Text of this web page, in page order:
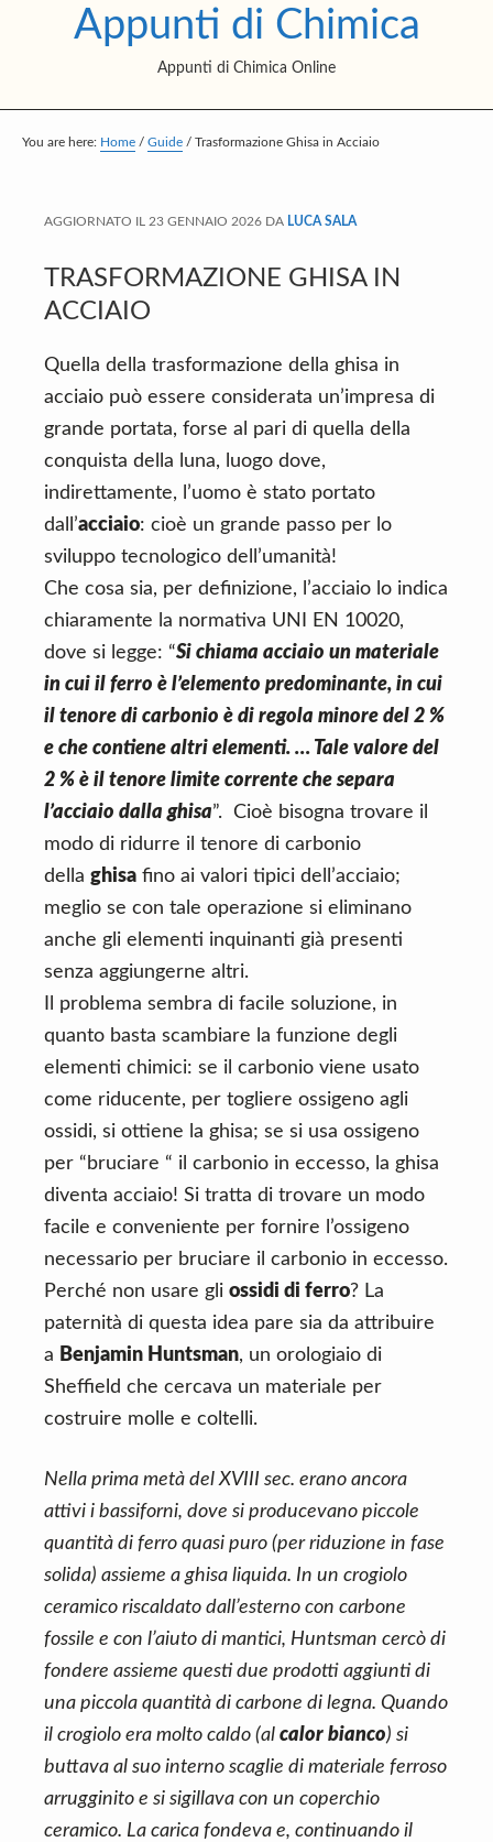
p
t
i
n
o
n
t
e
n
t
p
t
i
m
r
y
s
i
d
e
b
a
r
p
t
o
t
r
Appunti di Chimica
Appunti di Chimica Online
You are here: Home / Guide / Trasformazione Ghisa in Acciaio
AGGIORNATO IL 23 GENNAIO 2026 DA LUCA SALA
TRASFORMAZIONE GHISA IN
ACCIAIO
Quella della trasformazione della ghisa in
acciaio può essere considerata un’impresa di
grande portata, forse al pari di quella della
conquista della luna, luogo dove,
indirettamente, l’uomo è stato portato
dall’acciaio: cioè un grande passo per lo
sviluppo tecnologico dell’umanità!
Che cosa sia, per definizione, l’acciaio lo indica
chiaramente la normativa UNI EN 10020,
dove si legge: “Si chiama acciaio un materiale
in cui il ferro è l’elemento predominante, in cui
il tenore di carbonio è di regola minore del 2 %
e che contiene altri elementi. … Tale valore del
2 % è il tenore limite corrente che separa
l’acciaio dalla ghisa”. Cioè bisogna trovare il
modo di ridurre il tenore di carbonio
della ghisa fino ai valori tipici dell’acciaio;
meglio se con tale operazione si eliminano
anche gli elementi inquinanti già presenti
senza aggiungerne altri.
Il problema sembra di facile soluzione, in
quanto basta scambiare la funzione degli
elementi chimici: se il carbonio viene usato
come riducente, per togliere ossigeno agli
ossidi, si ottiene la ghisa; se si usa ossigeno
per “bruciare “ il carbonio in eccesso, la ghisa
diventa acciaio! Si tratta di trovare un modo
facile e conveniente per fornire l’ossigeno
necessario per bruciare il carbonio in eccesso.
Perché non usare gli ossidi di ferro? La
paternità di questa idea pare sia da attribuire
a Benjamin Huntsman, un orologiaio di
Sheffield che cercava un materiale per
costruire molle e coltelli.
Nella prima metà del XVIII sec. erano ancora
attivi i bassiforni, dove si producevano piccole
quantità di ferro quasi puro (per riduzione in fase
solida) assieme a ghisa liquida. In un crogiolo
ceramico riscaldato dall’esterno con carbone
fossile e con l’aiuto di mantici, Huntsman cercò di
fondere assieme questi due prodotti aggiunti di
una piccola quantità di carbone di legna. Quando
il crogiolo era molto caldo (al calor bianco) si
buttava al suo interno scaglie di materiale ferroso
arrugginito e si sigillava con un coperchio
ceramico. La carica fondeva e, continuando il